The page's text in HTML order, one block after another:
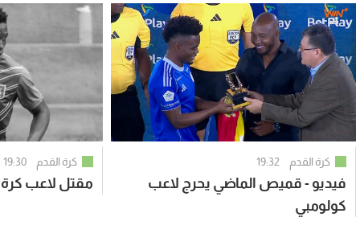
كرة القدم 19:32
فيديو - قميص الماضي يحرج لاعب
كولومبي
كرة القدم 19:30
مقتل لاعب